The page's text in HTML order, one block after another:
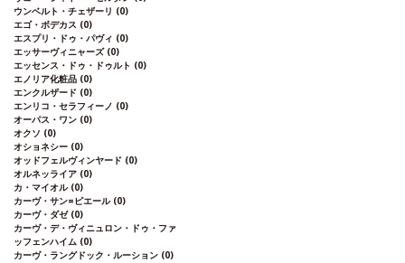
ウンベルト・チェザーリ (0)
エゴ・ボデカス (0)
エスプリ・ドゥ・パヴィ (0)
エッサーヴィニャーズ (0)
エッセンス・ドゥ・ドゥルト (0)
エノリア化粧品 (0)
エンクルザード (0)
エンリコ・セラフィーノ (0)
オーパス・ワン (0)
オクソ (0)
オショネシー (0)
オッドフェルヴィンヤード (0)
オルネッライア (0)
カ・マイオル (0)
カーヴ・サン=ピエール (0)
カーヴ・ダゼ (0)
カーヴ・デ・ヴィニュロン・ドゥ・ファ
ッフェンハイム (0)
カーヴ・ラングドック・ルーション (0)